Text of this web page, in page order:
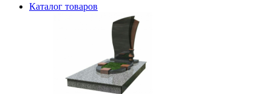
Каталог товаров